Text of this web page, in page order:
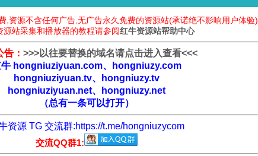
,资源不含任何广告,无广告永久免费的资源站(承诺绝不影响用户体验)
源站采集和播放器的教程请参阅红牛资源站帮助中心
告： >>>以往要替换的域名请点击进入查看<<<
牛 hongniuziyuan.com、hongniuzy.com
hongniuziyuan.tv、hongniuzy.tv
hongniuziyuan.net、hongniuzy.net
（总有一条可以打开）
资源 TG 交流群:https://t.me/hongniuzycom
交流QQ群1: